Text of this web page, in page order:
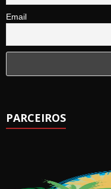
Email
PARCEIROS